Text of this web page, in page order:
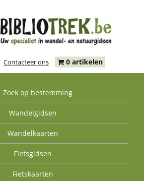
Contacteer ons 0 artikelen
Zoek op bestemming
Wandelgidsen
Wandelkaarten
Fietsgidsen
Fietskaarten